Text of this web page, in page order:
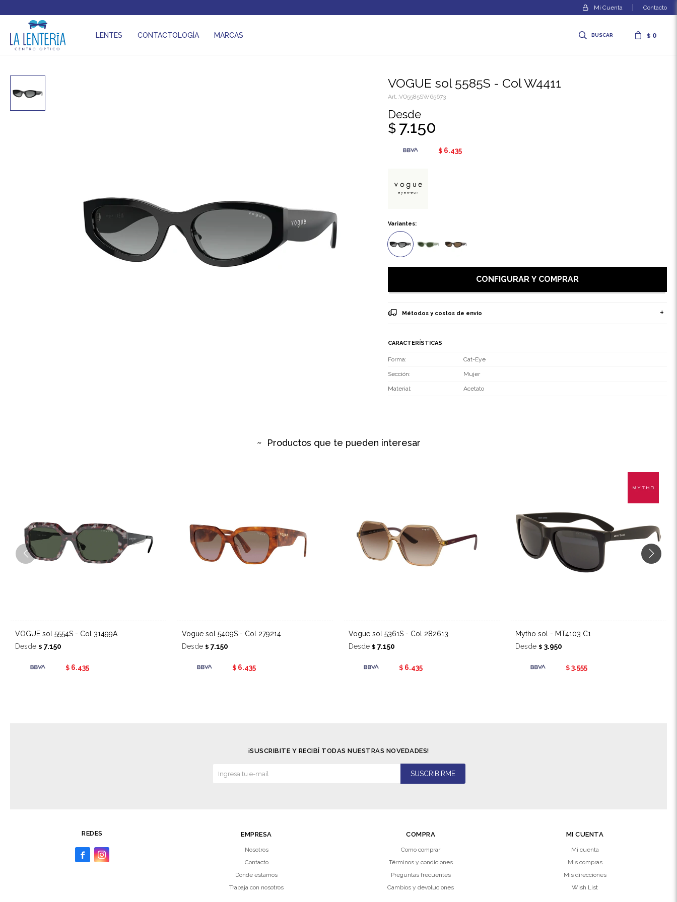
LENTES CONTACTOLOGÍA MARCAS $ 0
Contacto
VOGUE sol 5585S - Col W4411
VO5585SW65673
Desde
$ 7.150
$ 6.435
Variantes:
CONFIGURAR Y COMPRAR
Métodos y costos de envío
CARACTERÍSTICAS
Forma Cat-Eye
Sección Mujer
Material Acetato
Productos que te pueden interesar
VOGUE sol 5554S - Col 31499A
Desde $ 7.150
$ 6.435
Vogue sol 5409S - Col 279214
Desde $ 7.150
$ 6.435
Vogue sol 5361S - Col 282613
Desde $ 7.150
$ 6.435
Mytho sol - MT4103 C1
Desde $ 3.950
$ 3.555
REDES
 
EMPRESA
Nosotros
Contacto
Donde estamos
Trabaja con nosotros
COMPRA
Como comprar
Términos y condiciones
Preguntas frecuentes
Cambios y devoluciones
MI CUENTA
Mi cuenta
Mis compras
Mis direcciones
Wish List
¡SUSCRIBITE Y RECIBÍ TODAS NUESTRAS NOVEDADES!
SUSCRIBIRME